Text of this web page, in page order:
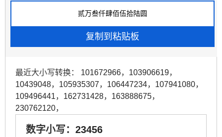
最近大小写转换： 101672966， 103906619，
10439048， 105935307， 106447234， 107941080，
109496441， 162731428， 163888675，
230762120，
数字小写： 23456